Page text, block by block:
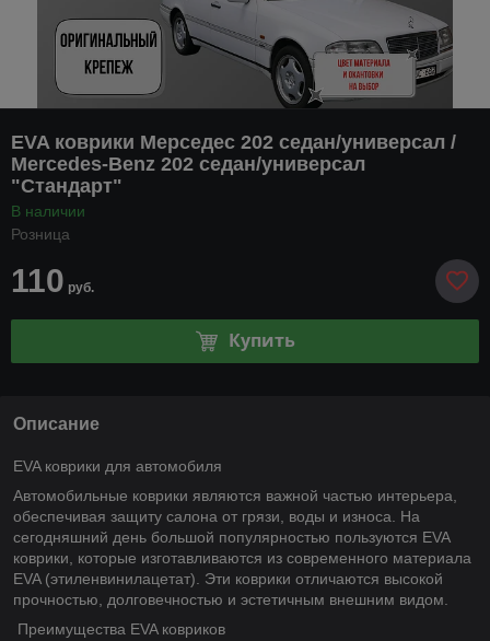
EVA коврики Мерседес 202 седан/универсал /
Mercedes-Benz 202 седан/универсал
"Стандарт"
В наличии
Розница
110 руб.
Купить
Описание
EVA коврики для автомобиля
Автомобильные коврики являются важной частью интерьера,
обеспечивая защиту салона от грязи, воды и износа. На
сегодняшний день большой популярностью пользуются EVA
коврики, которые изготавливаются из современного материала
EVA (этиленвинилацетат). Эти коврики отличаются высокой
прочностью, долговечностью и эстетичным внешним видом.
Преимущества EVA ковриков